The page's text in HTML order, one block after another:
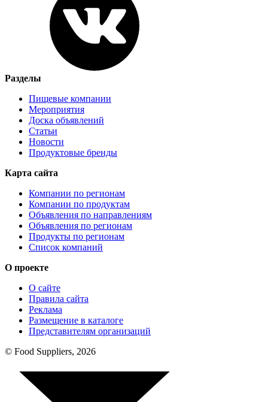
Разделы
Пищевые компании
Мероприятия
Доска объявлений
Статьи
Новости
Продуктовые бренды
Карта сайта
Компании по регионам
Компании по продуктам
Объявления по направлениям
Объявления по регионам
Продукты по регионам
Список компаний
О проекте
О сайте
Правила сайта
Реклама
Размещение в каталоге
Представителям организаций
© Food Suppliers, 2026